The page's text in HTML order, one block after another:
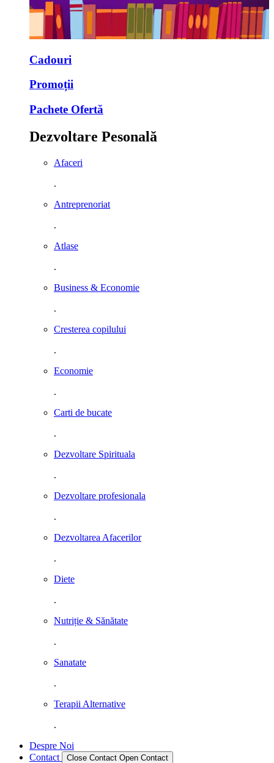
Cadouri
Promoții
Pachete Ofertă
Dezvoltare Pesonală
Afaceri
.
Antreprenoriat
.
Atlase
.
Business & Economie
.
Cresterea copilului
.
Economie
.
Carti de bucate
.
Dezvoltare Spirituala
.
Dezvoltare profesionala
.
Dezvoltarea Afacerilor
.
Diete
.
Nutriție & Sănătate
.
Sanatate
.
Terapii Alternative
.
Despre Noi
Contact
Close Contact Open Contact